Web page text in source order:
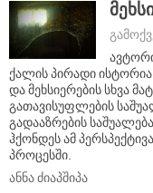
ქალის პირადი
და მეხსიერების სხვა
გათავისუფლების
გადააზრების
ჰქონდეს ამ
პროცესში.
ანნა ძიაპშიპა